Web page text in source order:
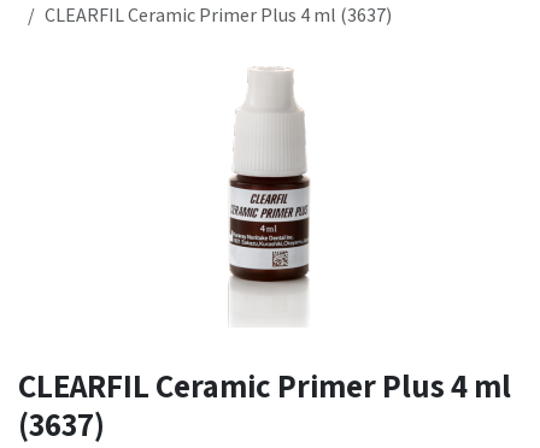
CLEARFIL Ceramic Primer Plus 4 ml (3637)
CLEARFIL Ceramic Primer Plus 4 ml
(3637)